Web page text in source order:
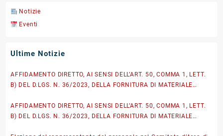
Notizie
Eventi
Ultime Notizie
AFFIDAMENTO DIRETTO, AI SENSI DELL’ART. 50, COMMA 1, LETT.
B) DEL D.LGS. N. 36/2023, DELLA FORNITURA DI MATERIALE
AMBIENTALE per il rifornimento del magazzino dell’Area
Territoriale di ricerca NA3, nell’ambito del Progetto
AFFIDAMENTO DIRETTO, AI SENSI DELL’ART. 50, COMMA 1, LETT.
B) DEL D.LGS. N. 36/2023, DELLA FORNITURA DI MATERIALE